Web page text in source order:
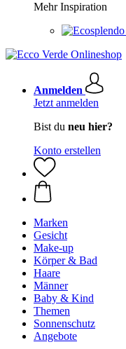
Mehr Inspiration
Anmelden
Jetzt anmelden
Bist du neu hier?
Konto erstellen
Marken
Gesicht
Make-up
Körper & Bad
Haare
Männer
Baby & Kind
Themen
Sonnenschutz
Angebote